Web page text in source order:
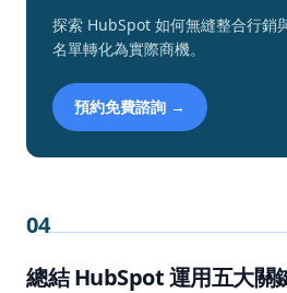
探索 HubSpot 如何無縫整合行銷
名單轉化為實際商機。
預約免費諮詢 →
04
總結 HubSpot 運用五大關